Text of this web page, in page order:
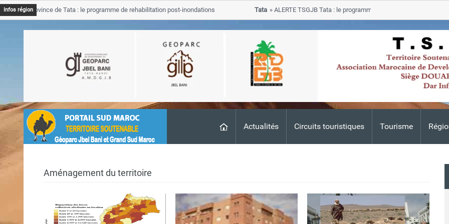
Actualités Circuits touristiques Tourisme
Infos région
Province de Tata : le programme de rehabilitation post-inondations
ALERTE TSGJB Tata : le programme de rehabilitation post-
progresse dans les zones sinistrees
Aménagement du territoire